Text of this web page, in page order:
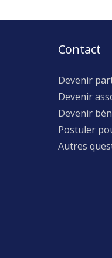
Contact
Devenir
Devenir
Devenir
Postuler
Autres